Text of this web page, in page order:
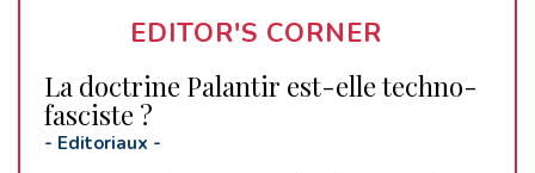
EDITOR'S CORNER
La doctrine Palantir est-elle techno-
fasciste ?
- Editoriaux -